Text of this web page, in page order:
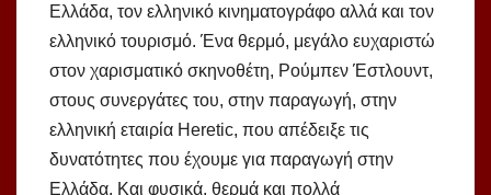
Ελλάδα, τον ελληνικό κινηματογράφο αλλά και τον
ελληνικό τουρισμό. Ένα θερμό, μεγάλο ευχαριστώ
στον χαρισματικό σκηνοθέτη, Ρούμπεν Έστλουντ,
στους συνεργάτες του, στην παραγωγή, στην
ελληνική εταιρία Heretic, που απέδειξε τις
δυνατότητες που έχουμε για παραγωγή στην
Ελλάδα. Και φυσικά, θερμά και πολλά